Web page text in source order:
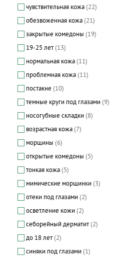
Enzymatic Gommage Peeling
−5% на первый заказ
2232 руб.
чувствительная кожа (22)
обезвоженная кожа (21)
закрытые комедоны (19)
19-25 лет(13)
нормальная кожа (11)
проблемная кожа (11)
постакне (10)
темные круги под глазами (9)
носогубные складки (8)
возрастная кожа (7)
морщины (6)
открытые комедоны (5)
тонкая кожа (5)
мимические морщинки (3)
отеки под глазами (2)
осветление кожи (2)
себорейный дерматит(2)
до 18 лет(2)
синяки под глазами (1)